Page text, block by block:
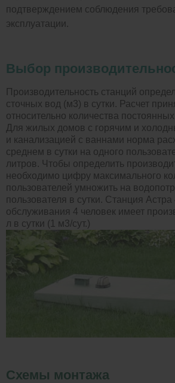
подтверждением соблюдения
эксплуатации.
Выбор
Производительность станций
сточных вод (м3) в сутки. Расчет
относительно количества
Для жилых домов с горячим и
и канализацией с ваннами норма
среднем в сутки на одного
литров. Чтобы определить
необходимо цифру максимального
пользователей умножить на
пользователя в сутки. Станция
обслуживания 4 человек имеет
л в сутки (1 м3/сут.)
Схемы монтажа